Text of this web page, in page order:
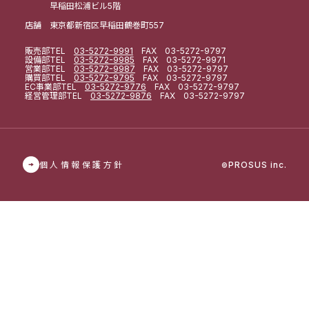
早稲田松浦ビル5階
店舗 東京都新宿区早稲田鶴巻町557
販売部TEL 03-5272-9991 FAX 03-5272-9797
設備部TEL 03-5272-9985 FAX 03-5272-9971
営業部TEL 03-5272-9987 FAX 03-5272-9797
購買部TEL 03-5272-9795 FAX 03-5272-9797
EC事業部TEL 03-5272-9776 FAX 03-5272-9797
経営管理部TEL 03-5272-9876 FAX 03-5272-9797
個人情報保護方針 ©PROSUS inc.